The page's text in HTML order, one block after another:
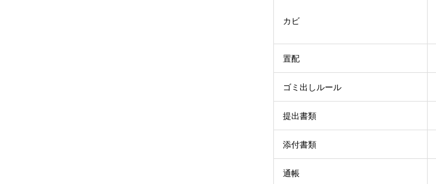
カビ
置配
ゴミ出しルール
提出書類
添付書類
通帳